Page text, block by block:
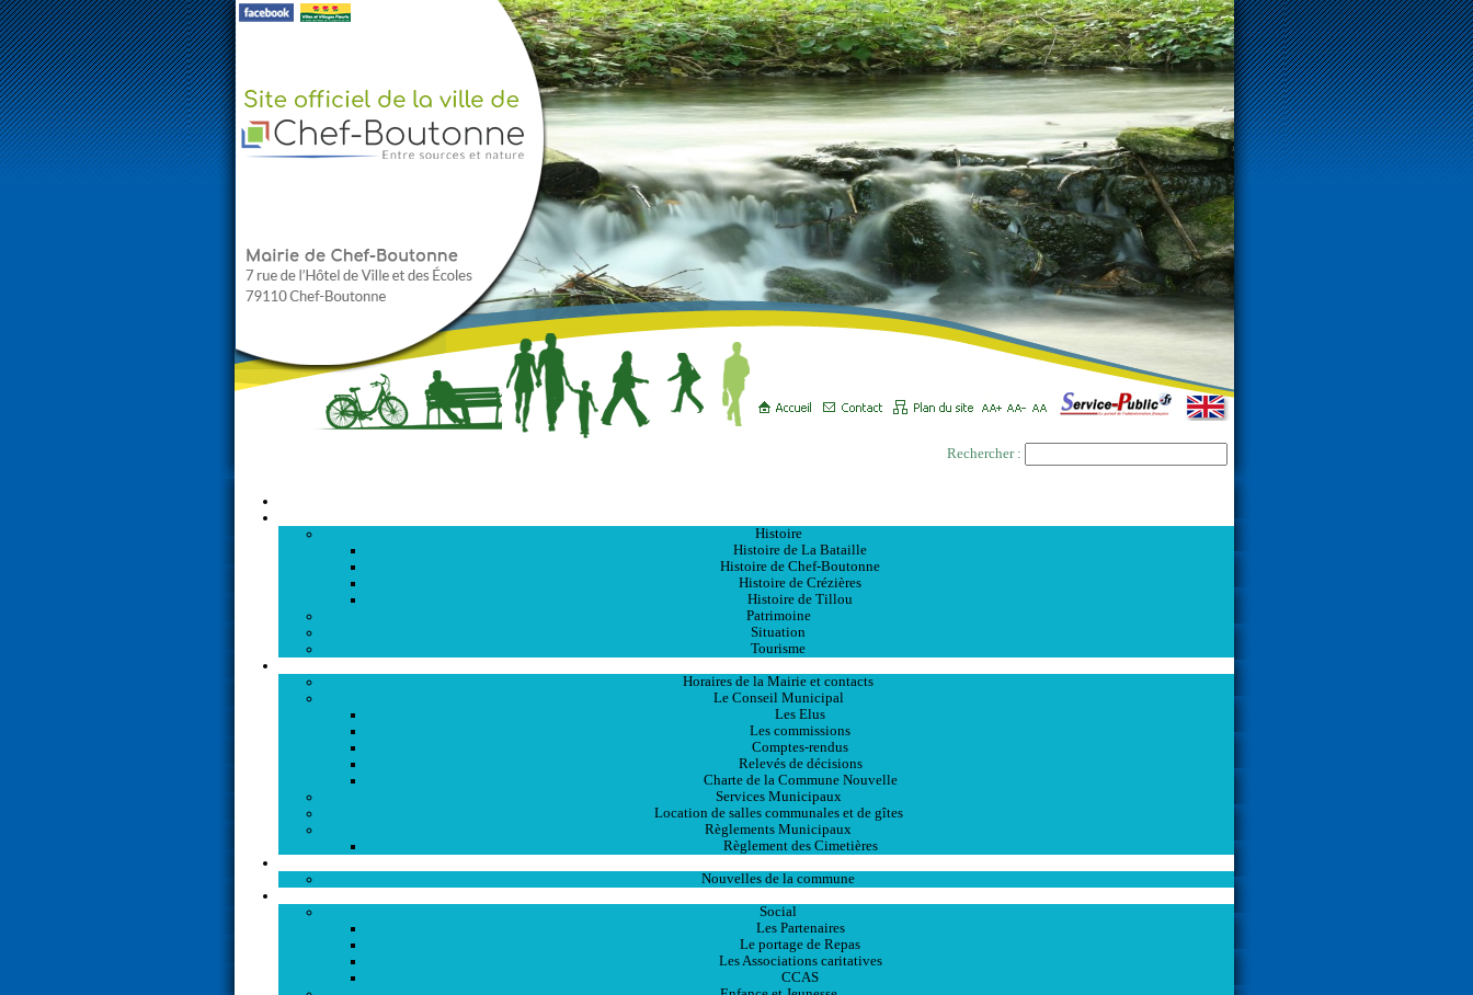
Rechercher :
Histoire
Histoire de La Bataille
Histoire de Chef-Boutonne
Histoire de Crézières
Histoire de Tillou
Patrimoine
Situation
Tourisme
Horaires de la Mairie et contacts
Le Conseil Municipal
Les Elus
Les commissions
Comptes-rendus
Relevés de décisions
Charte de la Commune Nouvelle
Services Municipaux
Location de salles communales et de gîtes
Règlements Municipaux
Règlement des Cimetières
Nouvelles de la commune
Social
Les Partenaires
Le portage de Repas
Les Associations caritatives
CCAS